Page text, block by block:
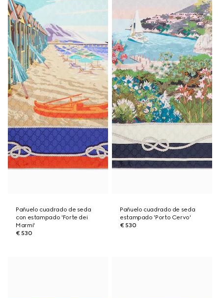
Pañuelo cuadrado de seda
con estampado 'Forte dei
Marmi'
€ 530
Pañuelo cuadrado de seda
estampado 'Porto Cervo'
€ 530